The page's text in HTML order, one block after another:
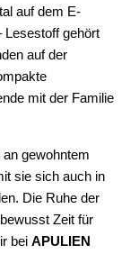
auf dem E-
Lesestoff gehört
auf der
mit der Familie
gewohntem
sie sich auch in
Die Ruhe der
Zeit für
beiAPULIEN